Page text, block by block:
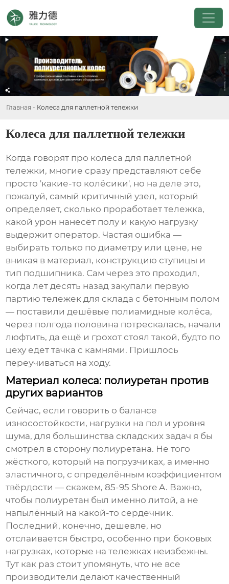
Главная - Колеса для паллетной тележки
Колеса для паллетной тележки
Когда говорят про колеса для паллетной
тележки, многие сразу представляют себе
просто 'какие-то колёсики', но на деле это,
пожалуй, самый критичный узел, который
определяет, сколько проработает тележка,
какой урон нанесёт полу и какую нагрузку
выдержит оператор. Частая ошибка —
выбирать только по диаметру или цене, не
вникая в материал, конструкцию ступицы и
тип подшипника. Сам через это проходил,
когда лет десять назад закупали первую
партию тележек для склада с бетонным полом
— поставили дешёвые полиамидные колёса,
через полгода половина потрескалась, начали
люфтить, да ещё и грохот стоял такой, будто по
цеху едет тачка с камнями. Пришлось
переучиваться на ходу.
Материал колеса: полиуретан против
других вариантов
Сейчас, если говорить о балансе
износостойкости, нагрузки на пол и уровня
шума, для большинства складских задач я бы
смотрел в сторону полиуретана. Не того
жёсткого, который на погрузчиках, а именно
эластичного, с определённым коэффициентом
твёрдости — скажем, 85-95 Shore A. Важно,
чтобы полиуретан был именно литой, а не
напылённый на какой-то сердечник.
Последний, конечно, дешевле, но
отслаивается быстро, особенно при боковых
нагрузках, которые на тележках неизбежны.
Тут как раз стоит упомянуть, что не все
производители делают качественный